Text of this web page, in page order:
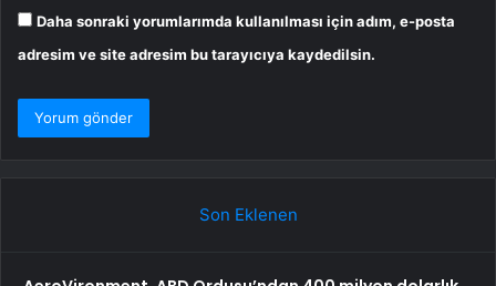
Daha sonraki yorumlarımda kullanılması için adım, e-posta
adresim ve site adresim bu tarayıcıya kaydedilsin.
Son Eklenen